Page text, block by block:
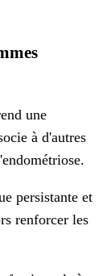
une
à d'autres
persistante et
renforcer les